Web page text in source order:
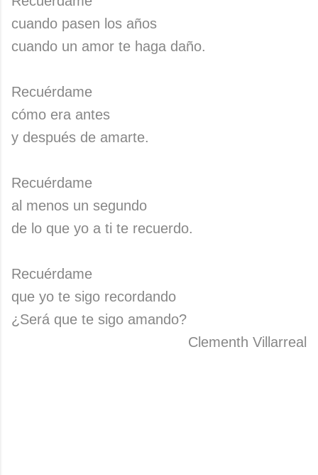
cuando pasen los años
cuando un amor te haga daño.
Recuérdame
cómo era antes
y después de amarte.
Recuérdame
al menos un segundo
de lo que yo a ti te recuerdo.
Recuérdame
que yo te sigo recordando
¿Será que te sigo amando?
Clementh Villarreal